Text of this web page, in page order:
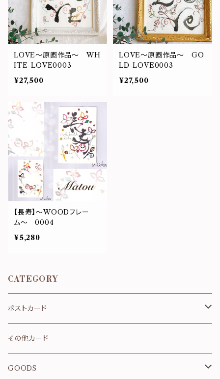
LOVE～原画作品～ WH
ITE-LOVE0003
¥27,500
LOVE～原画作品～ GO
LD-LOVE0003
¥27,500
【長寿】〜WOODフレー
ム〜 0004
¥5,280
CATEGORY
ポストカード
お祝い・お礼
春
その他カード
GOODS